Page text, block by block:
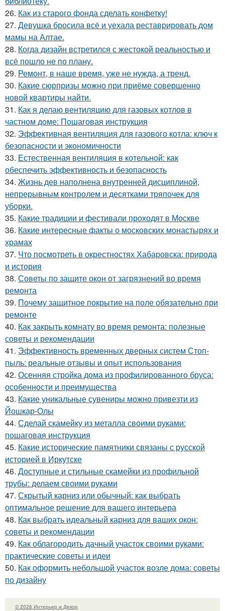
26. Как из старого фонда сделать конфетку!
27. Девушка бросила всё и уехала реставрировать дом
мамы на Алтае.
28. Когда дизайн встретился с жестокой реальностью и
всё пошло не по плану.
29. Ремонт, в наше время, уже не нужда, а тренд.
30. Какие сюрпризы можно при приёме совершенно
новой квартиры найти.
31. Как я делаю вентиляцию для газовых котлов в
частном доме: Пошаговая инструкция
32. Эффективная вентиляция для газового котла: ключ к
безопасности и экономичности
33. Естественная вентиляция в котельной: как
обеспечить эффективность и безопасность
34. Жизнь дев наполнена внутренней дисциплиной,
непрерывным контролем и десятками тряпочек для
уборки.
35. Какие традиции и фестивали проходят в Москве
36. Какие интересные факты о московских монастырях и
храмах
37. Что посмотреть в окрестностях Хабаровска: природа
и история
38. Советы по защите окон от загрязнений во время
ремонта
39. Почему защитное покрытие на поле обязательно при
ремонте
40. Как закрыть комнату во время ремонта: полезные
советы и рекомендации
41. Эффективность временных дверных систем Стоп-
пыль: реальные отзывы и опыт использования
42. Осенняя стройка дома из профилированного бруса:
особенности и преимущества
43. Какие уникальные сувениры можно привезти из
Йошкар-Олы
44. Сделай скамейку из металла своими руками:
пошаговая инструкция
45. Какие исторические памятники связаны с русской
историей в Иркутске
46. Доступные и стильные скамейки из профильной
трубы: делаем своими руками
47. Скрытый карниз или обычный: как выбрать
оптимальное решение для вашего интерьера
48. Как выбрать идеальный карниз для ваших окон:
советы и рекомендации
49. Как облагородить дачный участок своими руками:
практические советы и идеи
50. Как оформить небольшой участок возле дома: советы
по дизайну
© 2026 Интерьер и Декор